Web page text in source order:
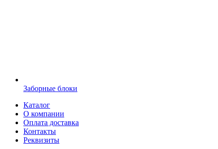
Заборные блоки
Каталог
О компании
Оплата доставка
Контакты
Реквизиты